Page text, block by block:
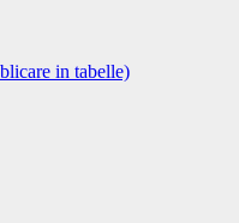
in tabelle)